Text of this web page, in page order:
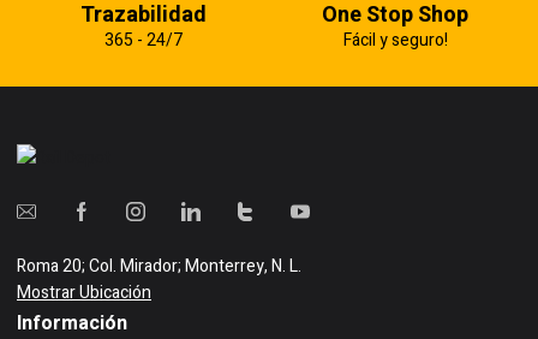
Trazabilidad
365 - 24/7
One Stop Shop
Fácil y seguro!
Roma 20; Col. Mirador; Monterrey, N. L.
Mostrar Ubicación
Información